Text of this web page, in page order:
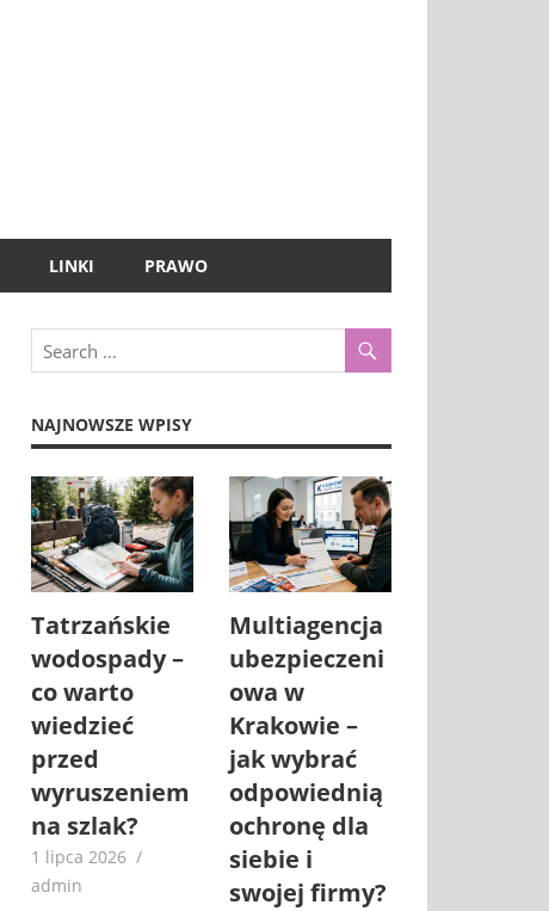
LINKI PRAWO
NAJNOWSZE WPISY
Tatrzańskie
wodospady –
co warto
wiedzieć
przed
wyruszeniem
na szlak?
1 lipca 2026
admin
Multiagencja
ubezpieczeni
owa w
Krakowie –
jak wybrać
odpowiednią
ochronę dla
siebie i
swojej firmy?